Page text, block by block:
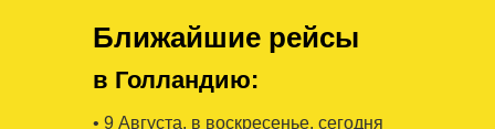
Ближайшие рейсы
в Голландию:
• 9 Августa, в воскресенье, сегодня